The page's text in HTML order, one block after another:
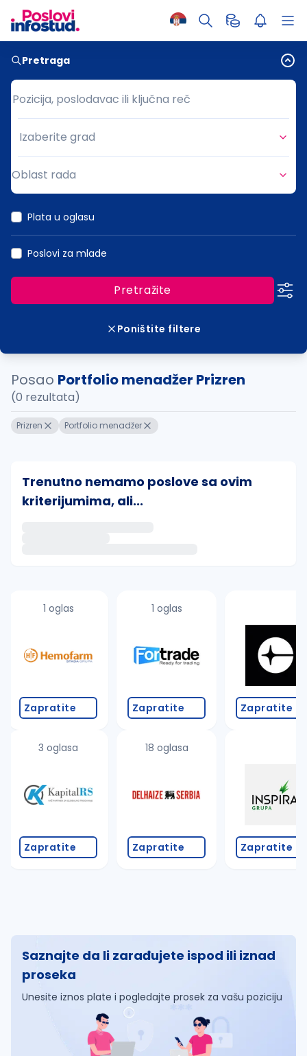
Pretraga
Pozicija, poslodavac ili ključna reč
Pozicija, poslodavac ili ključna reč
Grad
Izaberite grad
Oblast rada
Plata u oglasu
Poslovi za mlade
Pretražite
Poništite filtere
Posao Portfolio menadžer Prizren
(0 rezultata)
Prizren Portfolio menadžer
Trenutno nemamo poslove sa ovim
kriterijumima, ali...
proverite pravopisne greške (koristite č, ć, š, đ,
promenite odabrane filtere pretrage
1 oglas
Zapratite
3 oglasa
Zapratite
1 oglas
Zapratite
18 oglasa
Zapratite
Zapratite
Zapratite
Saznajte da li zarađujete ispod ili iznad
proseka
Unesite iznos plate i pogledajte prosek za vašu poziciju